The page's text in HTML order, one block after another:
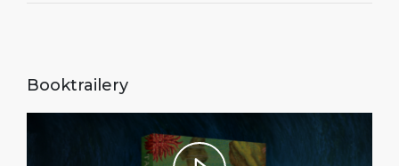
Booktrailery